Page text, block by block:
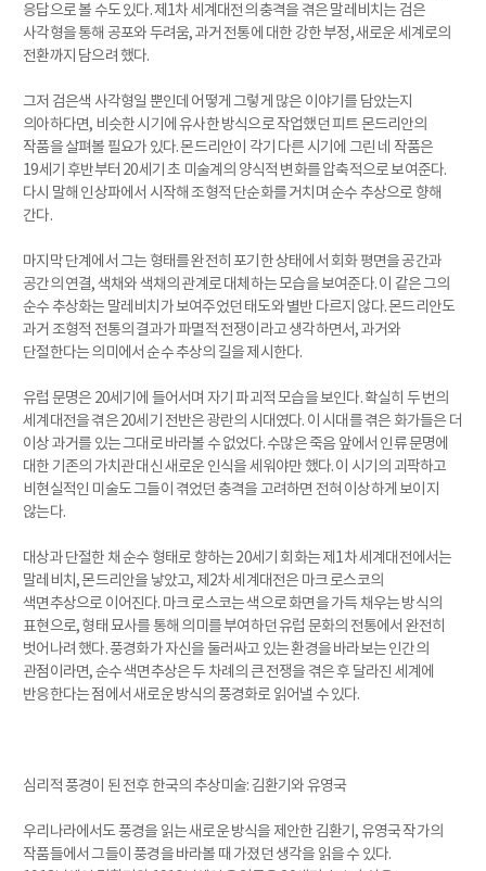
응답으로 볼 수도 있다. 제1차 세계대전의 충격을 겪은 말레비치는 검은
사각형을 통해 공포와 두려움, 과거 전통에 대한 강한 부정, 새로운 세계로의
전환까지 담으려 했다.
그저 검은색 사각형일 뿐인데 어떻게 그렇게 많은 이야기를 담았는지
의아하다면, 비슷한 시기에 유사한 방식으로 작업했던 피트 몬드리안의
작품을 살펴볼 필요가 있다. 몬드리안이 각기 다른 시기에 그린 네 작품은
19세기 후반부터 20세기 초 미술계의 양식적 변화를 압축적으로 보여준다.
다시 말해 인상파에서 시작해 조형적 단순화를 거치며 순수 추상으로 향해
간다.
마지막 단계에서 그는 형태를 완전히 포기한 상태에서 회화 평면을 공간과
공간의 연결, 색채와 색채의 관계로 대체하는 모습을 보여준다. 이 같은 그의
순수 추상화는 말레비치가 보여주었던 태도와 별반 다르지 않다. 몬드리안도
과거 조형적 전통의 결과가 파멸적 전쟁이라고 생각하면서, 과거와
단절한다는 의미에서 순수 추상의 길을 제시한다.
유럽 문명은 20세기에 들어서며 자기 파괴적 모습을 보인다. 확실히 두 번의
세계대전을 겪은 20세기 전반은 광란의 시대였다. 이 시대를 겪은 화가들은 더
이상 과거를 있는 그대로 바라볼 수 없었다. 수많은 죽음 앞에서 인류 문명에
대한 기존의 가치관 대신 새로운 인식을 세워야만 했다. 이 시기의 괴팍하고
비현실적인 미술도 그들이 겪었던 충격을 고려하면 전혀 이상하게 보이지
않는다.
대상과 단절한 채 순수 형태로 향하는 20세기 회화는 제1차 세계대전에서는
말레비치, 몬드리안을 낳았고, 제2차 세계대전은 마크 로스코의
색면추상으로 이어진다. 마크 로스코는 색으로 화면을 가득 채우는 방식의
표현으로, 형태 묘사를 통해 의미를 부여하던 유럽 문화의 전통에서 완전히
벗어나려 했다. 풍경화가 자신을 둘러싸고 있는 환경을 바라보는 인간의
관점이라면, 순수 색면추상은 두 차례의 큰 전쟁을 겪은 후 달라진 세계에
반응한다는 점에서 새로운 방식의 풍경화로 읽어낼 수 있다.
심리적 풍경이 된 전후 한국의 추상미술: 김환기와 유영국
우리나라에서도 풍경을 읽는 새로운 방식을 제안한 김환기, 유영국 작가의
작품들에서 그들이 풍경을 바라볼 때 가졌던 생각을 읽을 수 있다.